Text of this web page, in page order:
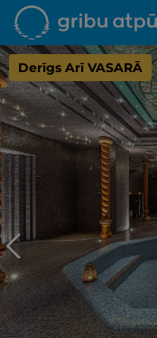
Derīgs Arī VASARĀ
Līdz